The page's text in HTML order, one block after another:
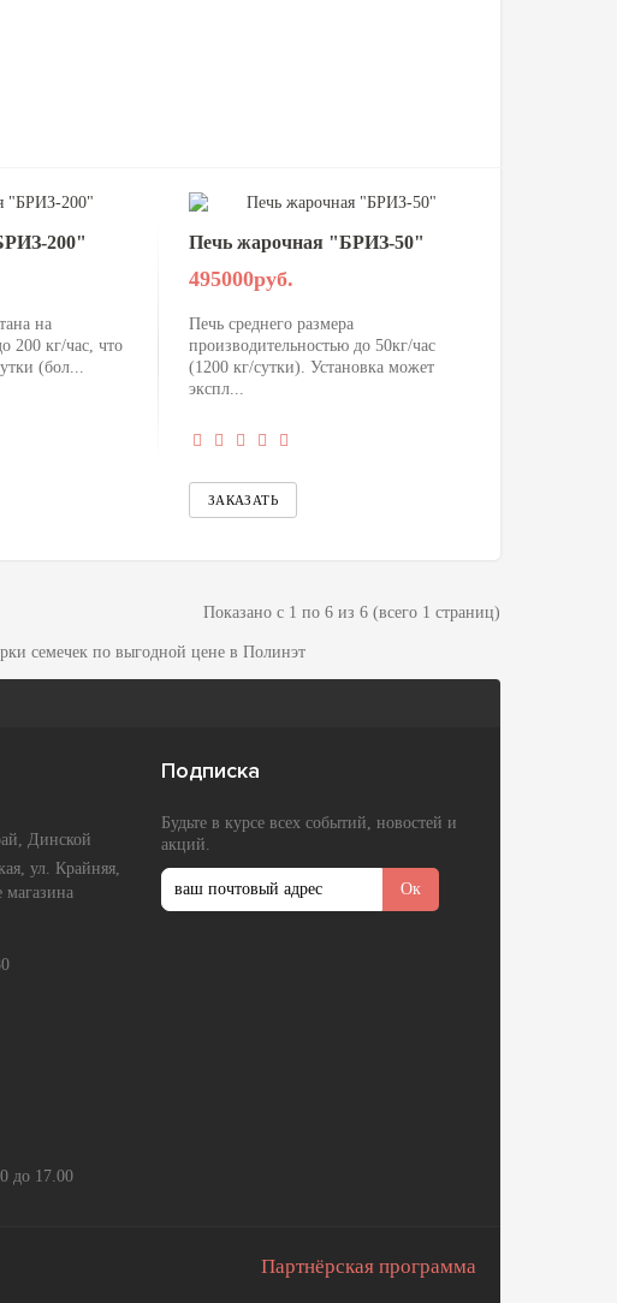
200"
на
200 кг/час, что
(бол...
Печь жарочная "БРИЗ-50"
495000руб.
Печь среднего размера
производительностью до 50кг/час
(1200 кг/сутки). Установка может
экспл...
Показано с 1 по 6 из 6 (всего 1 страниц)
семечек по выгодной цене в Полинэт
Динской
ул. Крайняя,
до 17.00
Подписка
Будьте в курсе всех событий, новостей и
акций.
Партнёрская программа